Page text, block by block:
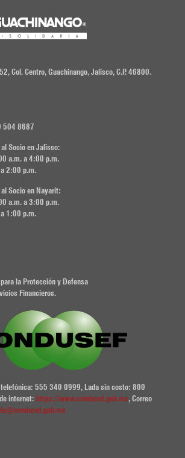
Col. Centro, Guachinango, Jalisco, C.P. 46800.
504 8687
Socio en Jalisco:
a.m. a 4:00 p.m.
2:00 p.m.
Socio en Nayarit:
a.m. a 3:00 p.m.
1:00 p.m.
la Protección y Defensa
Financieros.
telefónica: 555 340 0999, Lada sin costo: 800
internet: https://www.condusef.gob.mx, Correo